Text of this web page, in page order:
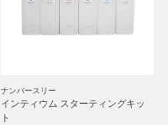
ナンバースリー
インティウム スターティングキッ
ト